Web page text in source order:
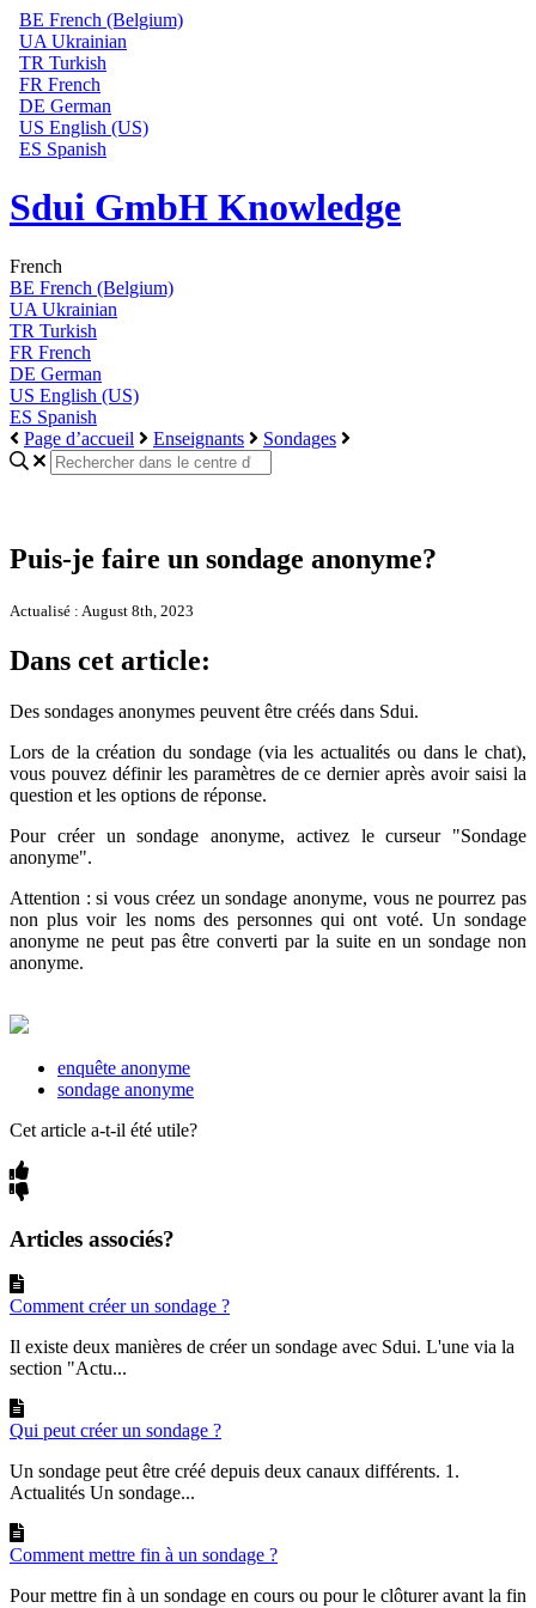
BE French (Belgium)
UA Ukrainian
TR Turkish
FR French
DE German
US English (US)
ES Spanish
Sdui GmbH Knowledge
French
BE French (Belgium)
UA Ukrainian
TR Turkish
FR French
DE German
US English (US)
ES Spanish
Page d’accueil
Enseignants Sondages
Puis-je faire un sondage anonyme?
Actualisé : August 8th, 2023
Dans cet article:
Des sondages anonymes peuvent être créés dans Sdui.
Lors de la création du sondage (via les actualités ou dans le chat),
vous pouvez définir les paramètres de ce dernier après avoir saisi la
question et les options de réponse.
Pour créer un sondage anonyme, activez le curseur "Sondage
anonyme".
Attention : si vous créez un sondage anonyme, vous ne pourrez pas
non plus voir les noms des personnes qui ont voté. Un sondage
anonyme ne peut pas être converti par la suite en un sondage non
anonyme.
enquête anonyme
sondage anonyme
Cet article a-t-il été utile?
Articles associés?
Comment créer un sondage ?
Il existe deux manières de créer un sondage avec Sdui. L'une via la
section "Actu...
Qui peut créer un sondage ?
Un sondage peut être créé depuis deux canaux différents. 1.
Actualités Un sondage...
Comment mettre fin à un sondage ?
Pour mettre fin à un sondage en cours ou pour le clôturer avant la fin